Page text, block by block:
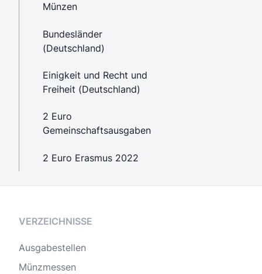
Münzen
Bundesländer
(Deutschland)
Einigkeit und Recht und
Freiheit (Deutschland)
2 Euro
Gemeinschaftsausgaben
2 Euro Erasmus 2022
VERZEICHNISSE
Ausgabestellen
Münzmessen